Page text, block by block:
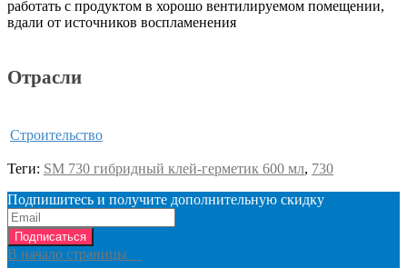
работать с продуктом в хорошо вентилируемом помещении,
вдали от источников воспламенения
Отрасли
Строительство
Теги: SM 730 гибридный клей-герметик 600 мл, 730
Подпишитесь и получите дополнительную скидку
Подписаться
В начало страницы